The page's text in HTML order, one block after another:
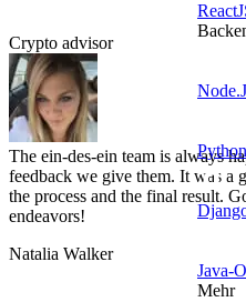
Crypto advisor
The ein-des-ein team is always
feedback we give them. It was a
the process and the final result.
endeavors!
Natalia Walker
Java-
Mehr